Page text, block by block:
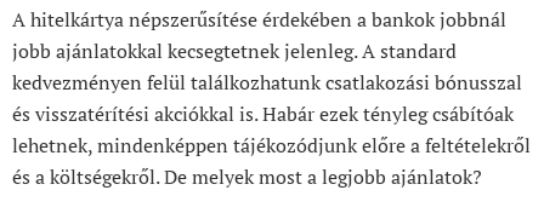
A hitelkártya népszerűsítése érdekében a bankok jobbnál
jobb ajánlatokkal kecsegtetnek jelenleg. A standard
kedvezményen felül találkozhatunk csatlakozási bónusszal
és visszatérítési akciókkal is. Habár ezek tényleg csábítóak
lehetnek, mindenképpen tájékozódjunk előre a feltételekről
és a költségekről. De melyek most a legjobb ajánlatok?